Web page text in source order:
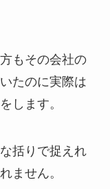
もその会社の
たのに実際は
します。
括りで捉えれ
ません。